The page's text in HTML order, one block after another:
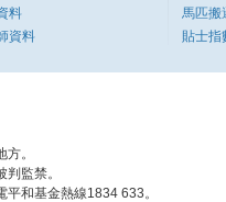
料
資料
馬匹搬
貼士指
。
監禁。
和基金熱線1834 633。